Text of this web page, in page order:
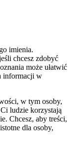
imienia.
chcesz zdobyć
może ułatwić
informacji w
w tym osoby,
ludzie korzystają
Chcesz, aby treści,
dla osoby,